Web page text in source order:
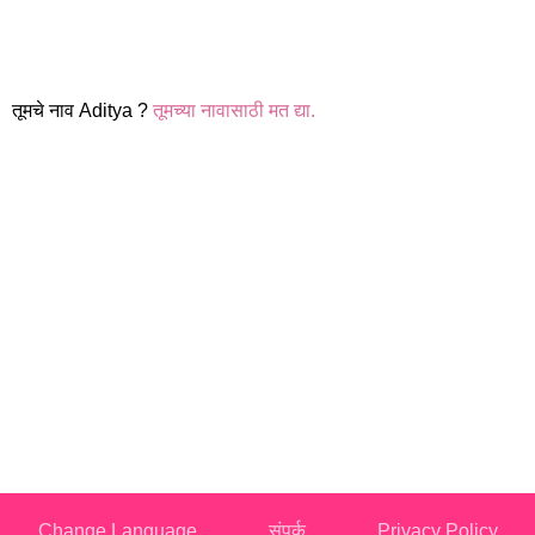
तूमचे नाव Aditya ? तूमच्या नावासाठी मत द्या.
Change Language संपर्क Privacy Policy